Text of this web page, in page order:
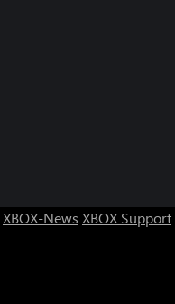
XBOX-News XBOX Support